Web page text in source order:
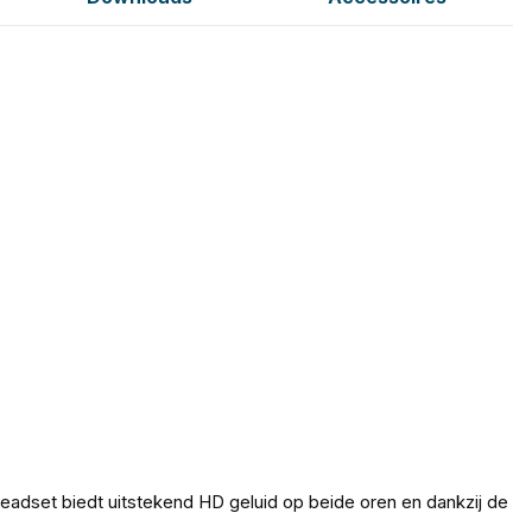
biedt uitstekend HD geluid op beide oren en dankzij de